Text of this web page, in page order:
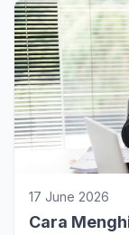
17 June 2026
Cara